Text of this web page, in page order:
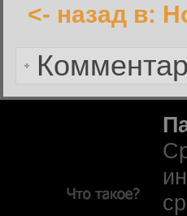
<- назад в:
Забыли